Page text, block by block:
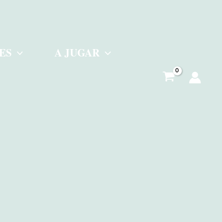
A JUGAR